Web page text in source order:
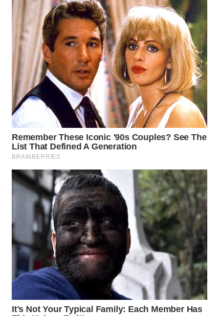
LISTRIK
WAHANA
TRAVEL
WAHANA
TV
WAHANANEWS
WAHANANEWS
CO ID
WAHANANEWS
NET
WAHANA
SPORT
WAHANA
UMKM
WAHANA
SELEB